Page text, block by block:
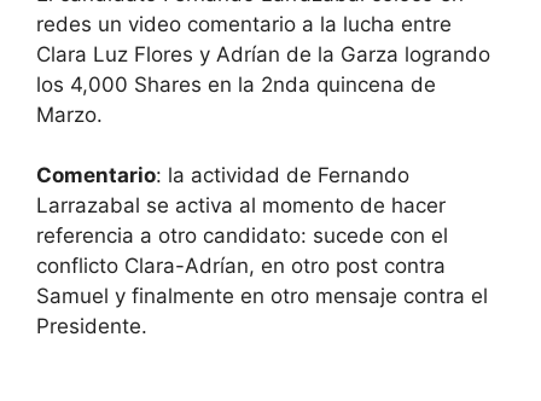
redes un video comentario a la lucha entre
Clara Luz Flores y Adrían de la Garza logrando
los 4,000 Shares en la 2nda quincena de
Marzo.
Comentario: la actividad de Fernando
Larrazabal se activa al momento de hacer
referencia a otro candidato: sucede con el
conflicto Clara-Adrían, en otro post contra
Samuel y finalmente en otro mensaje contra el
Presidente.